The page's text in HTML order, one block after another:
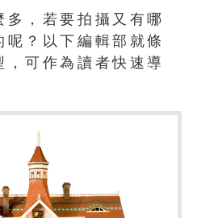
，若要拍攝又有哪
？以下編輯部就條
可作為讀者快速導